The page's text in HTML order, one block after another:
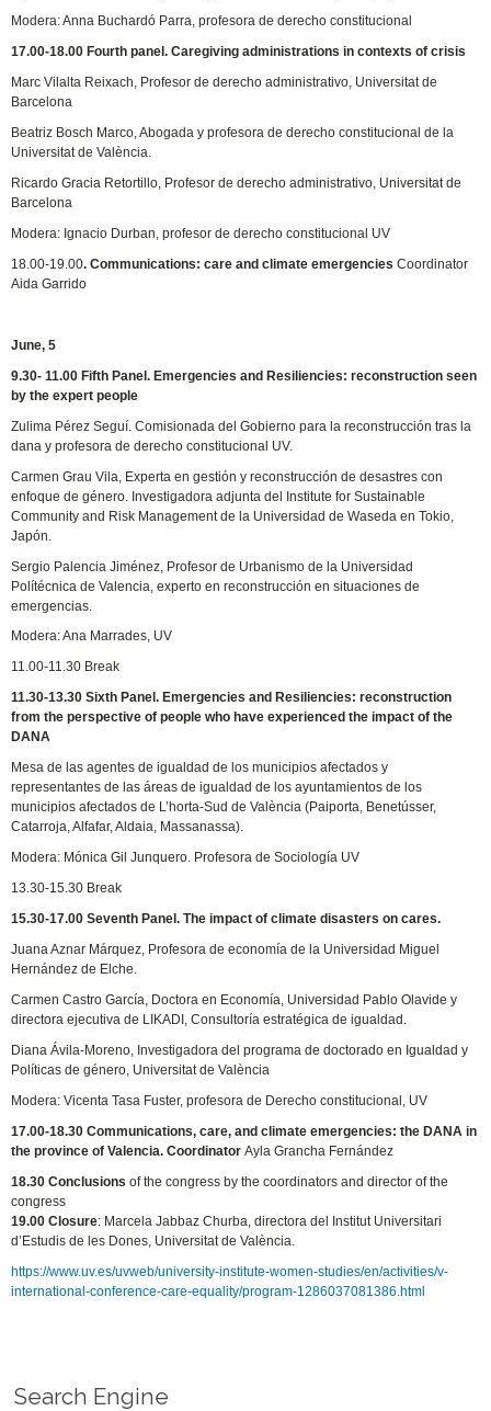
Modera: Anna Buchardó Parra, profesora de derecho constitucional
17.00-18.00 Fourth panel. Caregiving administrations in contexts of crisis
Marc Vilalta Reixach, Profesor de derecho administrativo, Universitat de
Barcelona
Beatriz Bosch Marco, Abogada y profesora de derecho constitucional de la
Universitat de València.
Ricardo Gracia Retortillo, Profesor de derecho administrativo, Universitat de
Barcelona
Modera: Ignacio Durban, profesor de derecho constitucional UV
18.00-19.00. Communications: care and climate emergenciesCoordinator
Aida Garrido
June, 5
9.30- 11.00 Fifth Panel. Emergencies and Resiliencies: reconstruction seen
by the expert people
Zulima Pérez Seguí. Comisionada del Gobierno para la reconstrucción tras la
dana y profesora de derecho constitucional UV.
Carmen Grau Vila, Experta en gestión y reconstrucción de desastres con
enfoque de género. Investigadora adjunta del Institute for Sustainable
Community and Risk Management de la Universidad de Waseda en Tokio,
Japón.
Sergio Palencia Jiménez, Profesor de Urbanismo de la Universidad
Polítécnica de Valencia, experto en reconstrucción en situaciones de
emergencias.
Modera: Ana Marrades, UV
11.00-11.30 Break
11.30-13.30 Sixth Panel. Emergencies and Resiliencies: reconstruction
from the perspective of people who have experienced the impact of the
DANA
Mesa de las agentes de igualdad de los municipios afectados y
representantes de las áreas de igualdad de los ayuntamientos de los
municipios afectados de L’horta-Sud de València (Paiporta, Benetússer,
Catarroja, Alfafar, Aldaia, Massanassa).
Modera: Mónica Gil Junquero. Profesora de Sociología UV
13.30-15.30 Break
15.30-17.00 Seventh Panel. The impact of climate disasters on cares.
Juana Aznar Márquez, Profesora de economía de la Universidad Miguel
Hernández de Elche.
Carmen Castro García, Doctora en Economía, Universidad Pablo Olavide y
directora ejecutiva de LIKADI, Consultoría estratégica de igualdad.
Diana Ávila-Moreno, Investigadora del programa de doctorado en Igualdad y
Políticas de género, Universitat de València
Modera: Vicenta Tasa Fuster, profesora de Derecho constitucional, UV
17.00-18.30 Communications, care, and climate emergencies: the DANA in
the province of Valencia. CoordinatorAyla Grancha Fernández
18.30 Conclusionsof the congress by the coordinators and director of the
congress
19.00 Closure: Marcela Jabbaz Churba, directora del Institut Universitari
d’Estudis de les Dones, Universitat de València.
https://www.uv.es/uvweb/university-institute-women-studies/en/activities/v-
international-conference-care-equality/program-1286037081386.html
Search Engine